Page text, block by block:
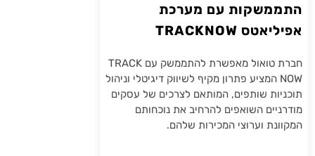
התממשקות עם מערכת
אפיליאטס TRACKNOW
חברת טואול מאפשרת להתממשק עם TRACK
NOW המציע פתרון מקיף לשיווק דיגיטלי וניהול
תוכניות שותפים, המותאם לצרכים של עסקים
מודרניים השואפים להרחיב את נוכחותם
המקוונת וערוצי המכירות שלהם.